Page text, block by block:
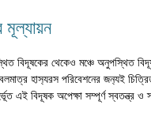
মূল্যায়ন
বিদূষকের থেকেও মঞ্চে অনুপস্থিত
হাস‍্যরস পরিবেশনের জন‍্যই
এই বিদূষক অপেক্ষা সম্পূর্ণ স্বতন্ত্র ও